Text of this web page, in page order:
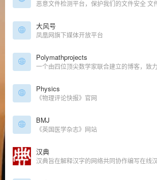
恶意文件检测平台，保护我们的文件安全 文
大风号
凤凰网旗下媒体开放平台
Polymathprojects
Physics
《物理评论快报》官网
BMJ
《英国医学杂志》网站
汉典
汉典旨在解释汉字的网络共同协作编写在线